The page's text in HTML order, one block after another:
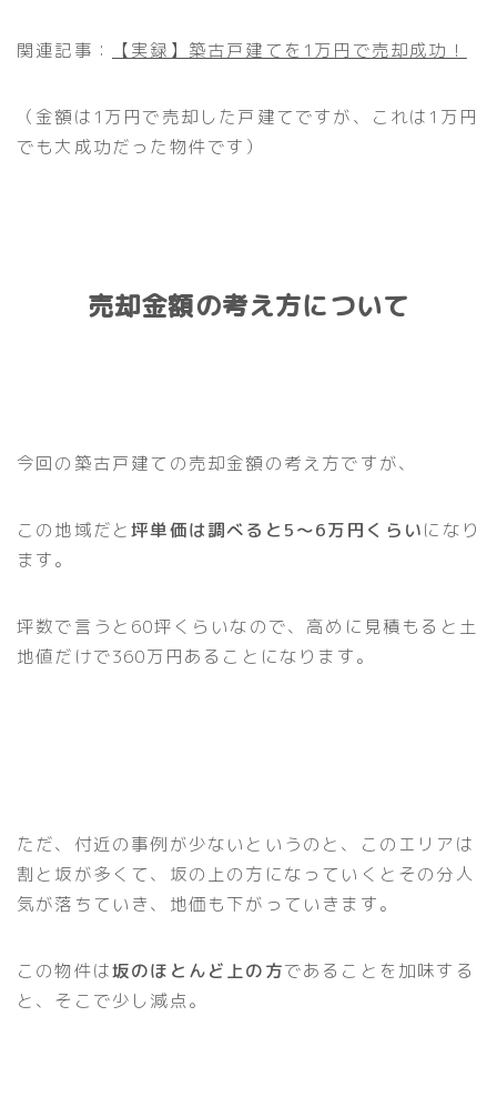
関連記事： 【実録】築古戸建てを1万円で売却成功！
（金額は1万円で売却した戸建てですが、これは1万円
でも大成功だった物件です）
売却金額の考え方について
今回の築古戸建ての売却金額の考え方ですが、
この地域だと坪単価は調べると5〜6万円くらいになり
ます。
坪数で言うと60坪くらいなので、高めに見積もると土
地値だけで360万円あることになります。
ただ、付近の事例が少ないというのと、このエリアは
割と坂が多くて、坂の上の方になっていくとその分人
気が落ちていき、地価も下がっていきます。
この物件は坂のほとんど上の方であることを加味する
と、そこで少し減点。